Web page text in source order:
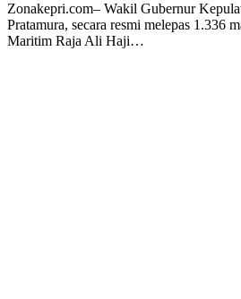
Zonakepri.com– Wakil Gubernur
Pratamura, secara resmi melepas 1.336
Maritim Raja Ali Haji…